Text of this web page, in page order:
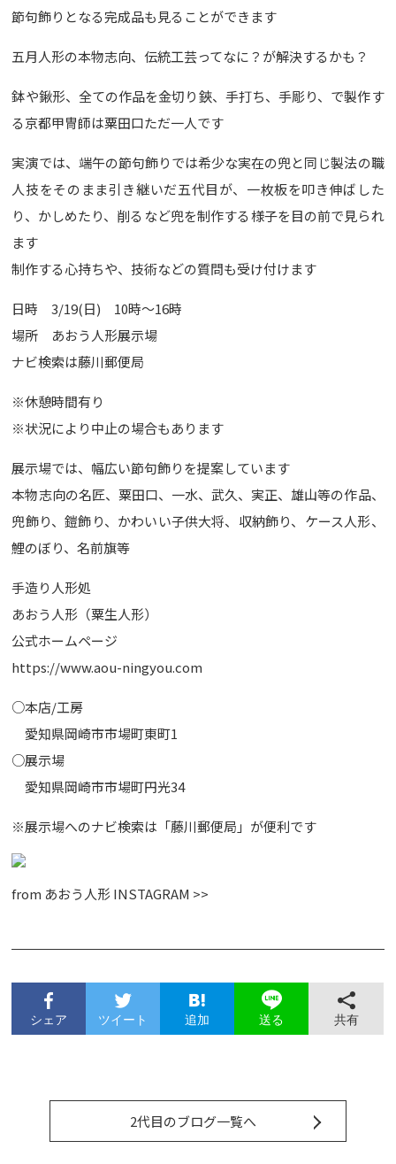
節句飾りとなる完成品も見ることができます
五月人形の本物志向、伝統工芸ってなに？が解決するかも？
鉢や鍬形、全ての作品を金切り鋏、手打ち、手彫り、で製作す
る京都甲冑師は粟田口ただ一人です
実演では、端午の節句飾りでは希少な実在の兜と同じ製法の職
人技をそのまま引き継いだ五代目が、一枚板を叩き伸ばした
り、かしめたり、削るなど兜を制作する様子を目の前で見られ
ます
制作する心持ちや、技術などの質問も受け付けます
日時 3/19(日) 10時〜16時
場所 あおう人形展示場
ナビ検索は藤川郵便局
※休憩時間有り
※状況により中止の場合もあります
展示場では、幅広い節句飾りを提案しています
本物志向の名匠、粟田口、一水、武久、実正、雄山等の作品、
兜飾り、鎧飾り、かわいい子供大将、収納飾り、ケース人形、
鯉のぼり、名前旗等
手造り人形処
あおう人形（粟生人形）
公式ホームページ
https://www.aou-ningyou.com
○本店/工房
愛知県岡崎市市場町東町1
○展示場
愛知県岡崎市市場町円光34
※展示場へのナビ検索は「藤川郵便局」が便利です
from あおう人形 INSTAGRAM >>
シェア ツイート 追加 送る 共有
2代目のブログ一覧へ